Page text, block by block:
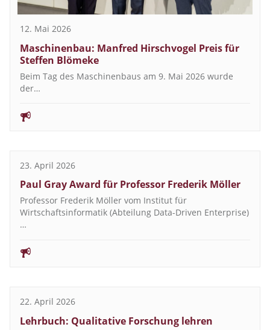
12. Mai 2026
Maschinenbau: Manfred Hirschvogel Preis für
Steffen Blömeke
Beim Tag des Maschinenbaus am 9. Mai 2026 wurde
der…
23. April 2026
Paul Gray Award für Professor Frederik Möller
Professor Frederik Möller vom Institut für
Wirtschaftsinformatik (Abteilung Data-Driven Enterprise)
…
22. April 2026
Lehrbuch: Qualitative Forschung lehren